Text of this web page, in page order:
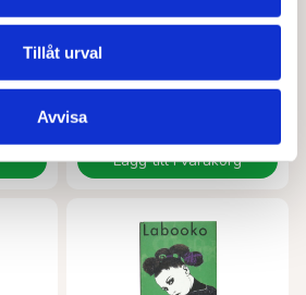
Tillåt urval
Avvisa
Labooko brazil 72% EKO
ZOTTER
Saffran pistage zotter EKO70 g
65,00
Lägg till i varukorg